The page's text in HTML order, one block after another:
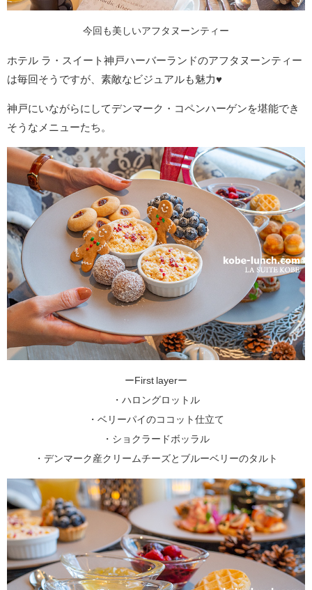
今回も美しいアフタヌーンティー
ホテル ラ・スイート神戸ハーバーランドのアフタヌーンティー
は毎回そうですが、素敵なビジュアルも魅力♥
神戸にいながらにしてデンマーク・コペンハーゲンを堪能でき
そうなメニューたち。
ーFirst layerー
・ハロングロットル
・ベリーパイのココット仕立て
・ショクラードボッラル
・デンマーク産クリームチーズとブルーベリーのタルト